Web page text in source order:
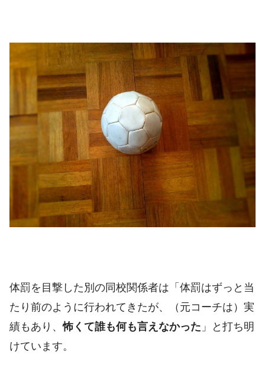
体罰を目撃した別の同校関係者は「体罰はずっと当
たり前のように行われてきたが、（元コーチは）実
績もあり、怖くて誰も何も言えなかった 」と打ち明
けています。